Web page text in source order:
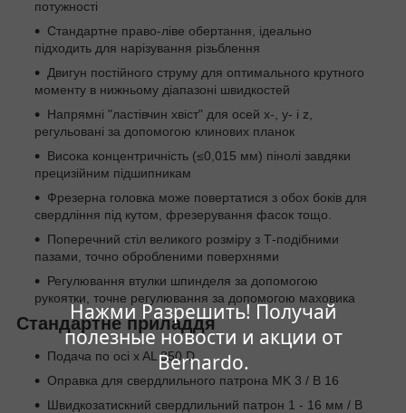
Нажми Разрешить! Получай
полезные новости и акции от
Bernardo.
потужності
Стандартне право-ліве обертання, ідеально
підходить для нарізування різьблення
Двигун постійного струму для оптимального крутного
моменту в нижньому діапазоні швидкостей
Напрямні "ластівчин хвіст" для осей x-, y- і z,
регульовані за допомогою клинових планок
Висока концентричність (≤0,015 мм) пінолі завдяки
прецизійним підшипникам
Фрезерна головка може повертатися з обох боків для
свердління під кутом, фрезерування фасок тощо.
Поперечний стіл великого розміру з Т-подібними
пазами, точно обробленими поверхнями
Регулювання втулки шпинделя за допомогою
рукоятки, точне регулювання за допомогою маховика
Стандартне приладдя
Подача по осі x AL 350 D
Оправка для свердлильного патрона MK 3 / B 16
Швидкозатискний свердлильний патрон 1 - 16 мм / B